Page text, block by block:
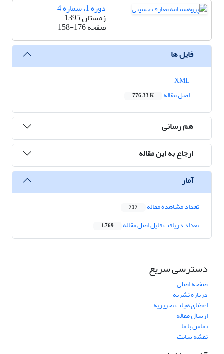
دوره 1، شماره 4
زمستان 1395
صفحه158-176
فایل ها
اصل مقاله
776.33 K
هم رسانی
ارجاع به این مقاله
آمار
تعداد مشاهده مقاله 717
تعداد دریافت فایل اصل مقاله 1,769
دسترسی سریع
صفحه اصلی
درباره نشریه
اعضای هیات تحریریه
ارسال مقاله
تماس با ما
نقشه سایت